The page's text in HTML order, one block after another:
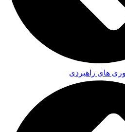
های راهبردی